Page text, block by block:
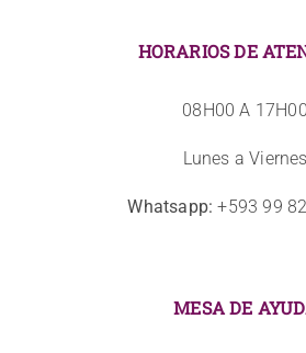
HORARIOS DE
08H00 A 17H00
Lunes a Viernes
Whatsapp: +593 99
MESA DE